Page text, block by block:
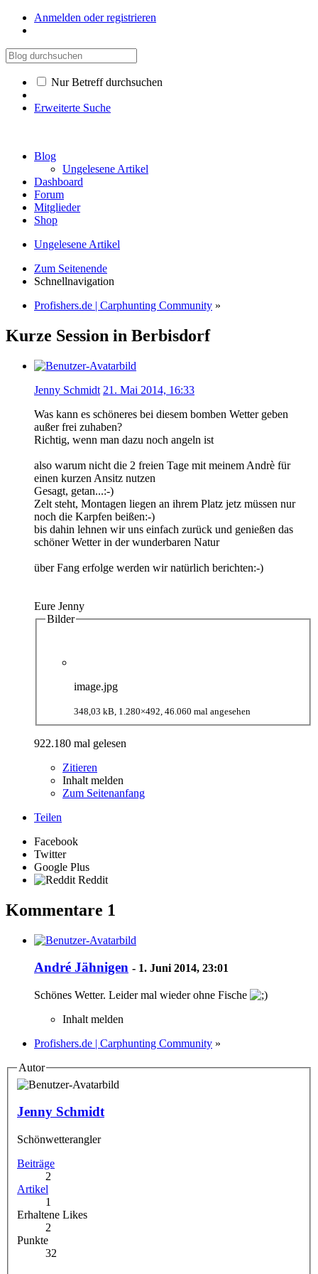
Anmelden oder registrieren
Nur Betreff durchsuchen
Erweiterte Suche
Blog
Ungelesene Artikel
Dashboard
Forum
Mitglieder
Shop
Ungelesene Artikel
Zum Seitenende
Schnellnavigation
Profishers.de | Carphunting Community »
Kurze Session in Berbisdorf
Jenny Schmidt 21. Mai 2014, 16:33
Was kann es schöneres bei diesem bomben Wetter geben
außer frei zuhaben?
Richtig, wenn man dazu noch angeln ist
also warum nicht die 2 freien Tage mit meinem Andrè für
einen kurzen Ansitz nutzen
Gesagt, getan...:-)
Zelt steht, Montagen liegen an ihrem Platz jetz müssen nur
noch die Karpfen beißen:-)
bis dahin lehnen wir uns einfach zurück und genießen das
schöner Wetter in der wunderbaren Natur
über Fang erfolge werden wir natürlich berichten:-)
Eure Jenny
Bilder
image.jpg
348,03 kB, 1.280×492, 46.060 mal angesehen
922.180 mal gelesen
Zitieren
Inhalt melden
Zum Seitenanfang
Teilen
Facebook
Twitter
Google Plus
Reddit
Kommentare 1
André Jähnigen - 1. Juni 2014, 23:01
Schönes Wetter. Leider mal wieder ohne Fische
Inhalt melden
Profishers.de | Carphunting Community »
Autor
Jenny Schmidt
Schönwetterangler
Beiträge
2
Artikel
1
Erhaltene Likes
2
Punkte
32